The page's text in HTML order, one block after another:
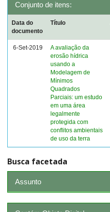
Conjunto de itens:
Data do
documento
Título
6-Set-2019
A avaliação da
erosão hídrica
usando a
Modelagem de
Mínimos
Quadrados
Parciais: um estudo
em uma área
legalmente
protegida com
conflitos ambientais
de uso da terra
Busca facetada
Assunto